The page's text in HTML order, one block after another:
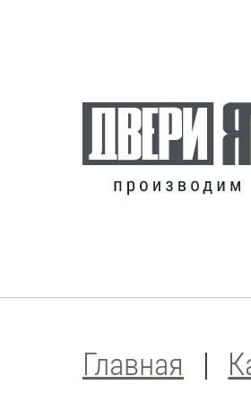
Главная